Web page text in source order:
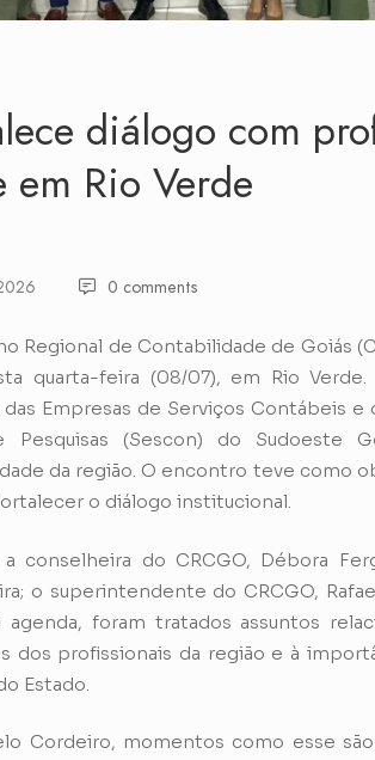
diálogo com
Rio Verde
0 comments
Regional de Contabilidade de Goiás
quarta-feira (08/07), em Rio
Empresas de Serviços Contábeis e
Pesquisas (Sescon) do Sudoeste
da região. O encontro teve como
o diálogo institucional.
a conselheira do CRCGO, Débora
o superintendente do CRCGO,
agenda, foram tratados assuntos
dos profissionais da região e à
Estado.
Cordeiro, momentos como esse